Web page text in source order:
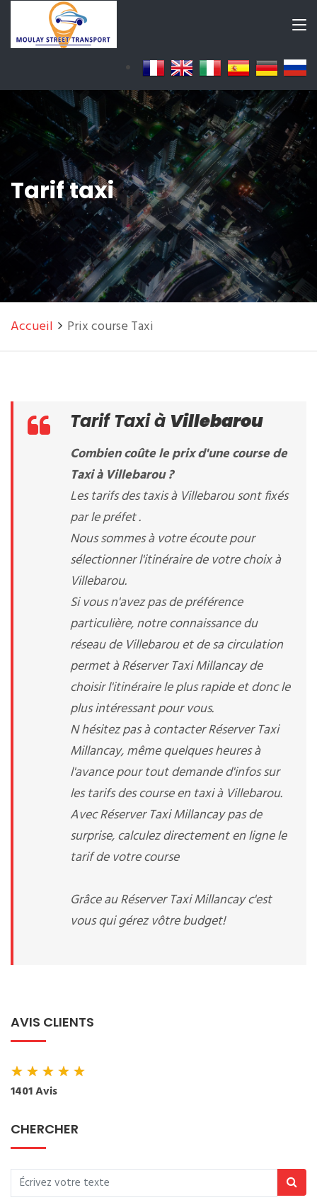
Tarif taxi
Accueil Prix course Taxi
Tarif Taxi à Villebarou
Combien coûte le prix d'une course de
Taxi à Villebarou ?
Les tarifs des taxis à Villebarou sont fixés
par le préfet .
Nous sommes à votre écoute pour
sélectionner l'itinéraire de votre choix à
Villebarou.
Si vous n'avez pas de préférence
particulière, notre connaissance du
réseau de Villebarou et de sa circulation
permet à Réserver Taxi Millancay de
choisir l'itinéraire le plus rapide et donc le
plus intéressant pour vous.
N hésitez pas à contacter Réserver Taxi
Millancay, même quelques heures à
l'avance pour tout demande d'infos sur
les tarifs des course en taxi à Villebarou.
Avec Réserver Taxi Millancay pas de
surprise, calculez directement en ligne le
tarif de votre course
Grâce au Réserver Taxi Millancay c'est
vous qui gérez vôtre budget!
AVIS CLIENTS
★★★★★
1401 Avis
CHERCHER